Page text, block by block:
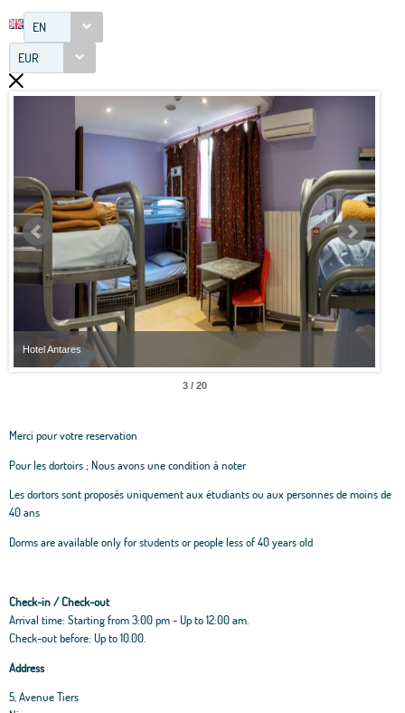
EN
EUR
Hotel Antares
3 / 20
Merci pour votre reservation
Pour les dortoirs ; Nous avons une condition à noter
Les dortors sont proposés uniquement aux étudiants ou aux personnes de moins de
40 ans
Dorms are available only for students or people less of 40 years old
Check-in / Check-out
Arrival time: Starting from 3:00 pm - Up to 12:00 am.
Check-out before: Up to 10.00.
Address
5, Avenue Tiers